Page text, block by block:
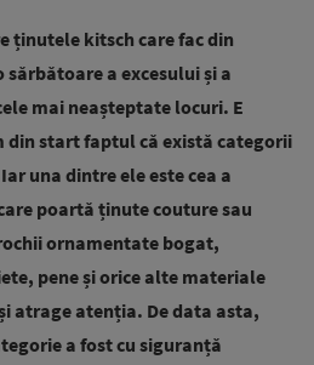
ținutele kitsch care fac din
sărbătoare a excesului și a
mai neașteptate locuri. E
start faptul că există categorii
una dintre ele este cea a
poartă ținute couture sau
ornamentate bogat,
pene și orice alte materiale
atrage atenția. De data asta,
a fost cu siguranță